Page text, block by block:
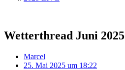
Wetterthread Juni 2025
Marcel
25. Mai 2025 um 18:22